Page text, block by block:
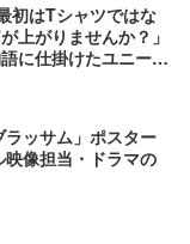
初はTシャツではな
上がりませんか？」
に仕掛けたユニーク
ッサム」ポスター
像担当・ドラマの